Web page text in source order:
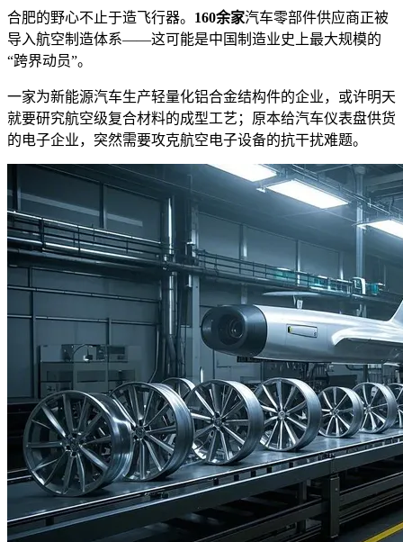
合肥的野心不止于造飞行器。 160余家汽车零部件供应商正被
导入航空制造体系——这可能是中国制造业史上最大规模的
“跨界动员”。
一家为新能源汽车生产轻量化铝合金结构件的企业，或许明天
就要研究航空级复合材料的成型工艺；原本给汽车仪表盘供货
的电子企业，突然需要攻克航空电子设备的抗干扰难题。